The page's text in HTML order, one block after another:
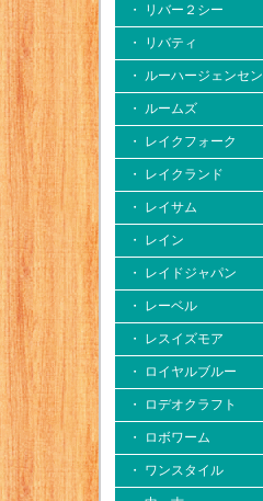
・ リバー２シー
・ リバティ
・ ルーハージェンセン
・ ルームズ
・ レイクフォーク
・ レイクランド
・ レイサム
・ レイン
・ レイドジャパン
・ レーベル
・ レスイズモア
・ ロイヤルブルー
・ ロデオクラフト
・ ロボワーム
・ ワンスタイル